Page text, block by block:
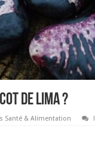
de lima ?
Santé & Alimentation